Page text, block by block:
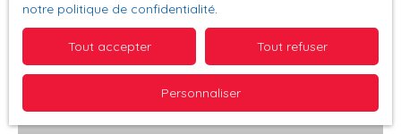
notre politique de confidentialité.
Tout accepter Tout refuser
Personnaliser